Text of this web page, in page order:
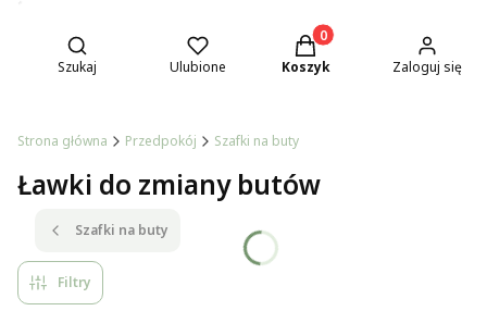
Otwórz wyszukiwarkę
Szukaj Ulubione
Produkty w koszyku: 0.
Koszyk Zaloguj się
Strona główna Przedpokój Szafki na buty
Ławki do zmiany butów
Szafki na buty
Filtry